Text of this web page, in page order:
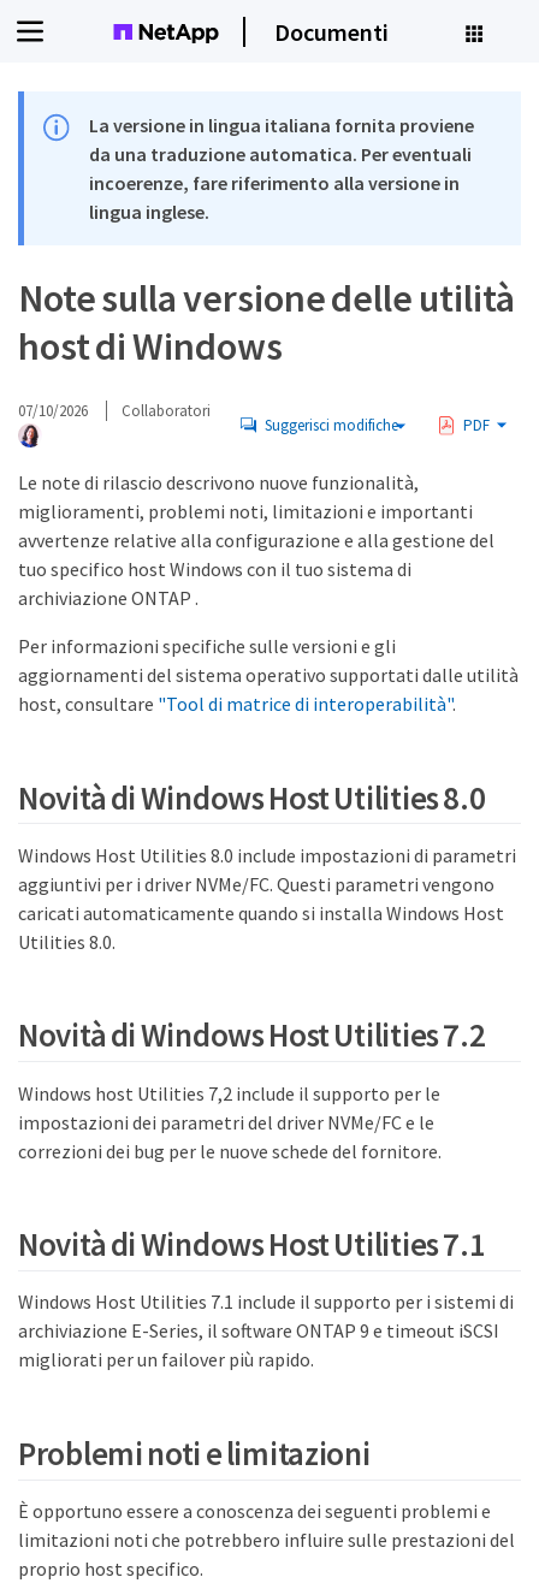
Documenti
La versione in lingua italiana fornita proviene
da una traduzione automatica. Per eventuali
incoerenze, fare riferimento alla versione in
lingua inglese.
Note sulla versione delle utilità
host di Windows
07/10/2026 Collaboratori
Suggerisci modifiche PDF
Le note di rilascio descrivono nuove funzionalità,
miglioramenti, problemi noti, limitazioni e importanti
avvertenze relative alla configurazione e alla gestione del
tuo specifico host Windows con il tuo sistema di
archiviazione ONTAP .
Per informazioni specifiche sulle versioni e gli
aggiornamenti del sistema operativo supportati dalle utilità
host, consultare "Tool di matrice di interoperabilità".
Novità di Windows Host Utilities 8.0
Windows Host Utilities 8.0 include impostazioni di parametri
aggiuntivi per i driver NVMe/FC. Questi parametri vengono
caricati automaticamente quando si installa Windows Host
Utilities 8.0.
Novità di Windows Host Utilities 7.2
Windows host Utilities 7,2 include il supporto per le
impostazioni dei parametri del driver NVMe/FC e le
correzioni dei bug per le nuove schede del fornitore.
Novità di Windows Host Utilities 7.1
Windows Host Utilities 7.1 include il supporto per i sistemi di
archiviazione E-Series, il software ONTAP 9 e timeout iSCSI
migliorati per un failover più rapido.
Problemi noti e limitazioni
È opportuno essere a conoscenza dei seguenti problemi e
limitazioni noti che potrebbero influire sulle prestazioni del
proprio host specifico.